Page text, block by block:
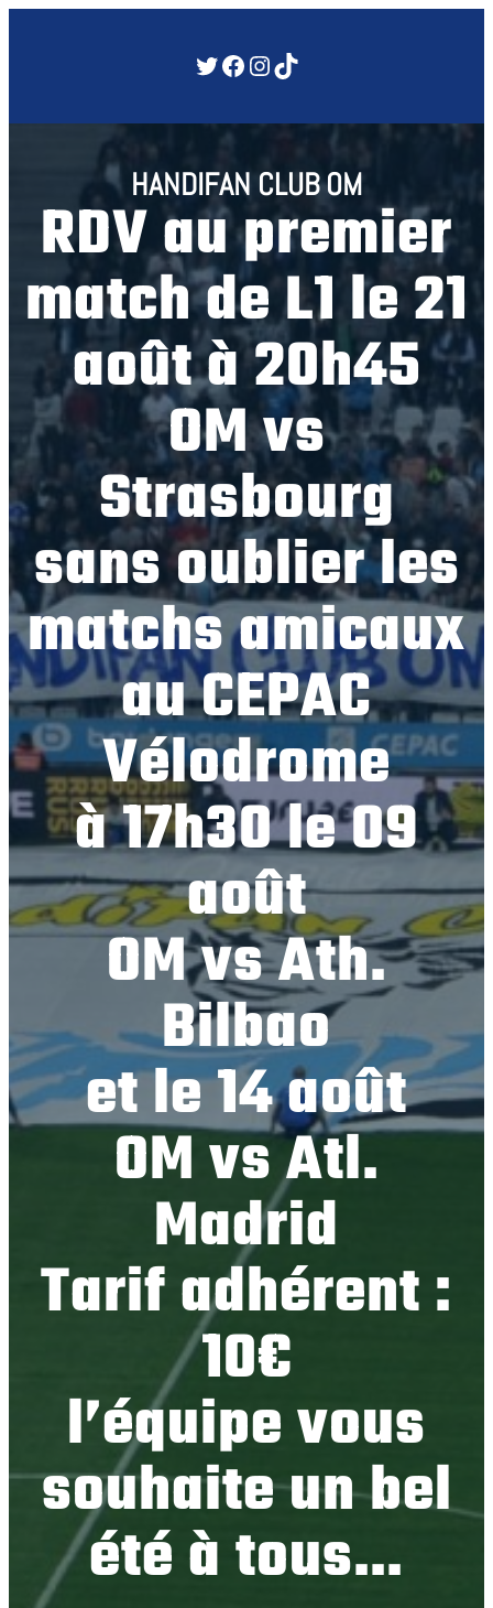
Twitter Facebook Instagram TikTok
HANDIFAN CLUB OM
RDV au premier
match de L1 le 21
août à 20h45
OM vs
Strasbourg
sans oublier les
matchs amicaux
au CEPAC
Vélodrome
à 17h30 le 09
août
OM vs Ath.
Bilbao
et le 14 août
OM vs Atl.
Madrid
Tarif adhérent :
10€
l’équipe vous
souhaite un bel
été à tous…